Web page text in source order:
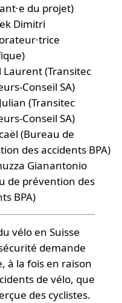
du projet)
Dimitri
Laurent (Transitec
Conseil SA)
(Transitec
Conseil SA)
(Bureau de
des accidents BPA)
Gianantonio
de prévention des
BPA)
vélo en Suisse
demande
à la fois en raison
de vélo, que
des cyclistes.